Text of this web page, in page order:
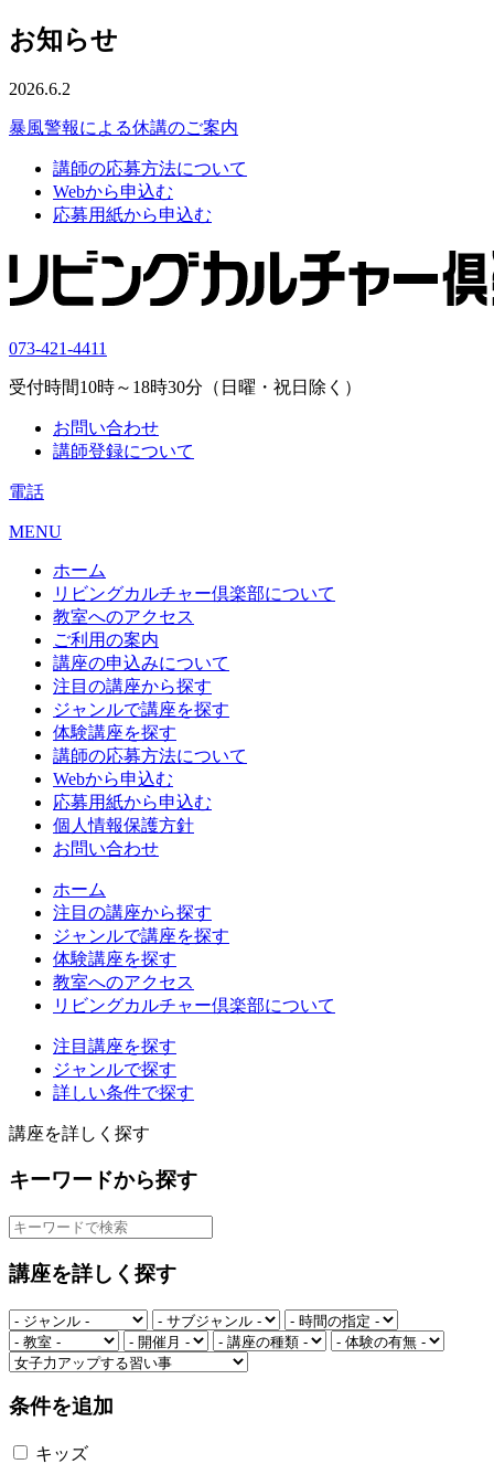
お知らせ
2026.6.2
暴風警報による休講のご案内
講師の応募方法について
Webから申込む
応募用紙から申込む
073-421-4411
受付時間10時～18時30分（日曜・祝日除く）
お問い合わせ
講師登録について
電話
MENU
ホーム
リビングカルチャー倶楽部について
教室へのアクセス
ご利用の案内
講座の申込みについて
注目の講座から探す
ジャンルで講座を探す
体験講座を探す
講師の応募方法について
Webから申込む
応募用紙から申込む
個人情報保護方針
お問い合わせ
ホーム
注目の講座から探す
ジャンルで講座を探す
体験講座を探す
教室へのアクセス
リビングカルチャー倶楽部について
注目講座を探す
ジャンルで探す
詳しい条件で探す
講座を詳しく探す
キーワードから探す
講座を詳しく探す
条件を追加
キッズ